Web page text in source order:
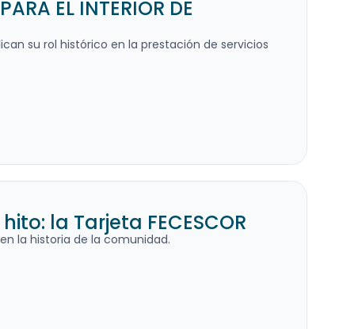
EL INTERIOR DE
su rol histórico en la prestación de servicios
la Tarjeta FECESCOR
la historia de la comunidad.